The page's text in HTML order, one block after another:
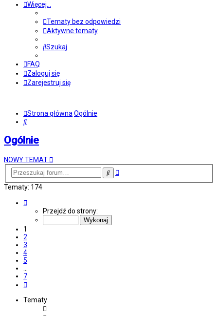
Więcej…
Tematy bez odpowiedzi
Aktywne tematy
Szukaj
FAQ
Zaloguj się
Zarejestruj się
Strona główna Ogólnie
Szukaj
Ogólnie
NOWY TEMAT
SzukajWyszukiwanie
Tematy: 174
Przejdź do strony:
1
2
3
4
5
…
7
Tematy